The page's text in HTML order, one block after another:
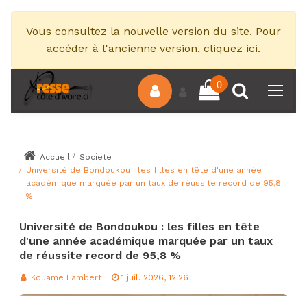
Vous consultez la nouvelle version du site. Pour
accéder à l'ancienne version, cliquez ici.
0
Accueil
Societe
Université de Bondoukou : les filles en tête d'une année
académique marquée par un taux de réussite record de 95,8
%
Université de Bondoukou : les filles en tête
d'une année académique marquée par un taux
de réussite record de 95,8 %
Kouame Lambert 1 juil. 2026, 12:26